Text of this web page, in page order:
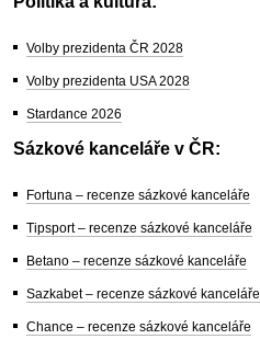
Volby prezidenta ČR 2028
Volby prezidenta USA 2028
Stardance 2026
Sázkové kanceláře v ČR:
Fortuna – recenze sázkové kanceláře
Tipsport – recenze sázkové kanceláře
Betano – recenze sázkové kanceláře
Sazkabet – recenze sázkové kanceláře
Chance – recenze sázkové kanceláře